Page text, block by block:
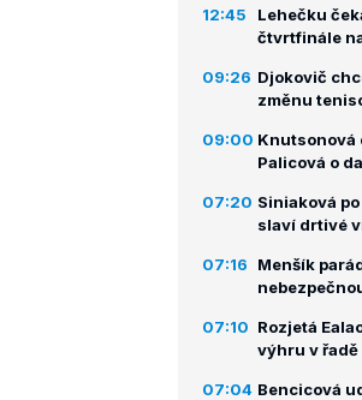
12:45
Lehečku
čtvrtfinále
09:26 Djokovič
změnu
09:00 Knutsonová
Palicová o
07:20 Siniaková
slaví drtivé
07:16
Menšík
07:10 Rozjetá
výhru v řadě
07:04 Bencicová